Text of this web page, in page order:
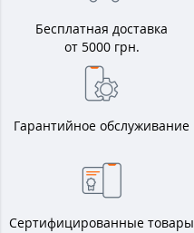
Бесплатная доставка
от 5000 грн.
Гарантийное обслуживание
Сертифицированные товары